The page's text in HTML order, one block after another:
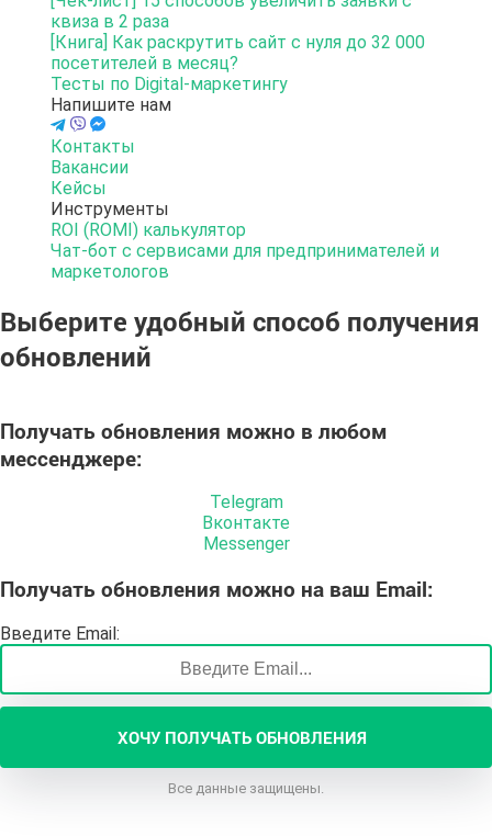
квиза в 2 раза
[Книга] Как раскрутить сайт с нуля до 32 000
посетителей в месяц?
Тесты по Digital-маркетингу
Напишите нам
Контакты
Вакансии
Кейсы
Инструменты
ROI (ROMI) калькулятор
Чат-бот с сервисами для предпринимателей и
маркетологов
Выберите удобный способ получения
обновлений
Получать обновления можно в любом
мессенджере:
Telegram
Вконтакте
Messenger
Получать обновления можно на ваш Email:
Введите Email:
ХОЧУ ПОЛУЧАТЬ ОБНОВЛЕНИЯ
Все данные защищены.